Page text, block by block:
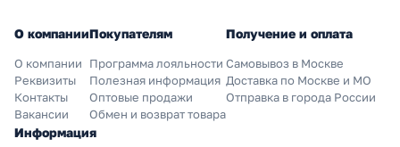
О компании
О компании
Реквизиты
Контакты
Вакансии
Покупателям
Программа лояльности
Полезная информация
Оптовые продажи
Обмен и возврат товара
Получение и оплата
Самовывоз в Москве
Доставка по Москве и МО
Отправка в города России
Информация